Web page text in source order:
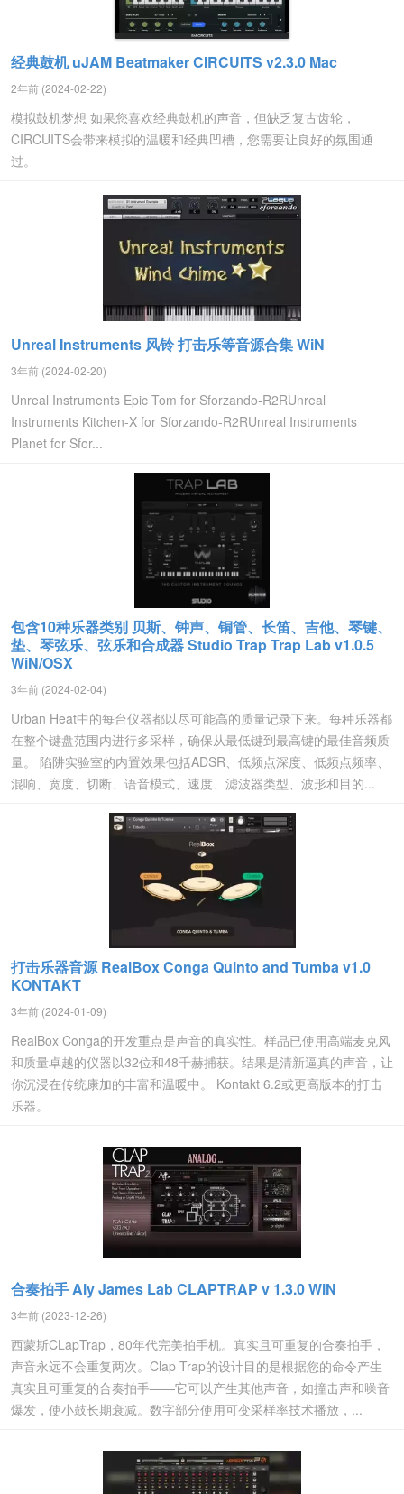
经典鼓机 uJAM Beatmaker CIRCUITS v2.3.0 Mac
2年前 (2024-02-22)
模拟鼓机梦想 如果您喜欢经典鼓机的声音，但缺乏复古齿轮，
CIRCUITS会带来模拟的温暖和经典凹槽，您需要让良好的氛围通
过。
Unreal Instruments 风铃 打击乐等音源合集 WiN
3年前 (2024-02-20)
Unreal Instruments Epic Tom for Sforzando-R2RUnreal
Instruments Kitchen-X for Sforzando-R2RUnreal Instruments
Planet for Sfor...
包含10种乐器类别 贝斯、钟声、铜管、长笛、吉他、琴键、
垫、琴弦乐、弦乐和合成器 Studio Trap Trap Lab v1.0.5
WiN/OSX
3年前 (2024-02-04)
Urban Heat中的每台仪器都以尽可能高的质量记录下来。每种乐器都
在整个键盘范围内进行多采样，确保从最低键到最高键的最佳音频质
量。 陷阱实验室的内置效果包括ADSR、低频点深度、低频点频率、
混响、宽度、切断、语音模式、速度、滤波器类型、波形和目的...
打击乐器音源 RealBox Conga Quinto and Tumba v1.0
KONTAKT
3年前 (2024-01-09)
RealBox Conga的开发重点是声音的真实性。样品已使用高端麦克风
和质量卓越的仪器以32位和48千赫捕获。结果是清新逼真的声音，让
你沉浸在传统康加的丰富和温暖中。 Kontakt 6.2或更高版本的打击
乐器。
合奏拍手 Aly James Lab CLAPTRAP v 1.3.0 WiN
3年前 (2023-12-26)
西蒙斯CLapTrap，80年代完美拍手机。真实且可重复的合奏拍手，
声音永远不会重复两次。Clap Trap的设计目的是根据您的命令产生
真实且可重复的合奏拍手——它可以产生其他声音，如撞击声和噪音
爆发，使小鼓长期衰减。数字部分使用可变采样率技术播放，...